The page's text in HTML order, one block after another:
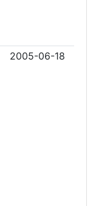
2005-06-18